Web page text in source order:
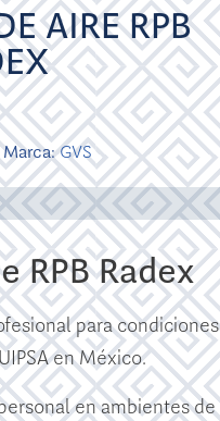
AIRE RPB
Marca:GVS
RPB Radex
para condiciones
en México.
en ambientes de